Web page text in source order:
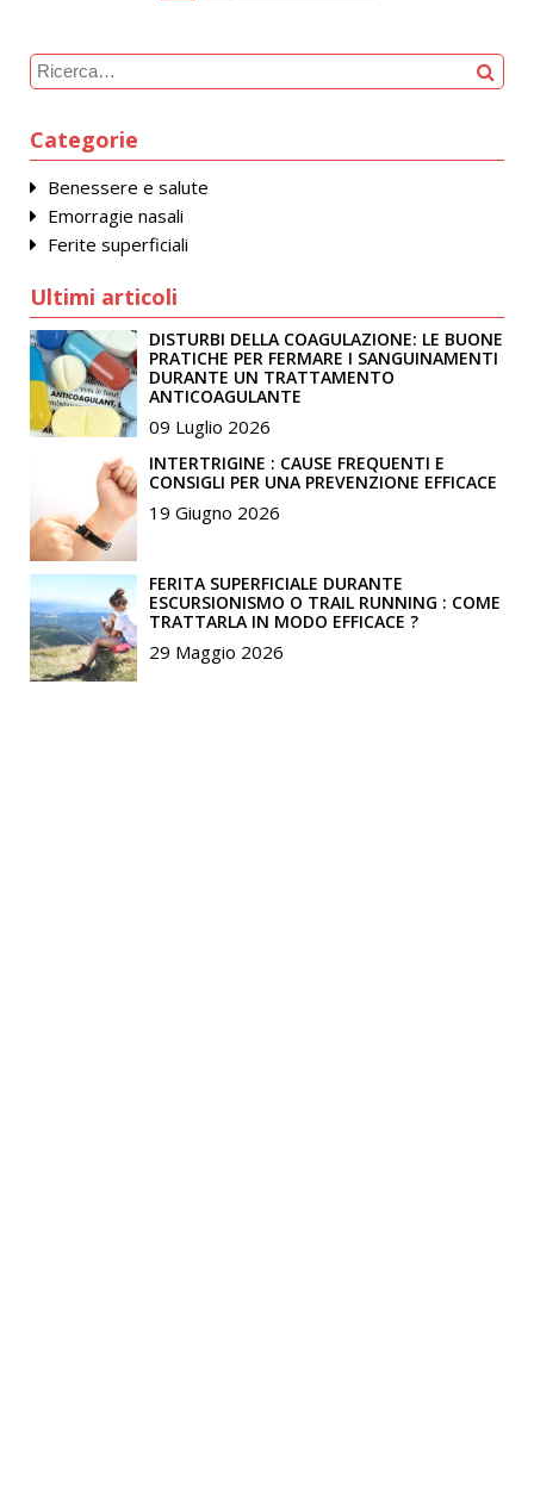
Categorie
Benessere e salute
Emorragie nasali
Ferite superficiali
Ultimi articoli
DISTURBI DELLA COAGULAZIONE: LE BUONE
PRATICHE PER FERMARE I SANGUINAMENTI
DURANTE UN TRATTAMENTO
ANTICOAGULANTE
09 Luglio 2026
INTERTRIGINE : CAUSE FREQUENTI E
CONSIGLI PER UNA PREVENZIONE EFFICACE
19 Giugno 2026
FERITA SUPERFICIALE DURANTE
ESCURSIONISMO O TRAIL RUNNING : COME
TRATTARLA IN MODO EFFICACE ?
29 Maggio 2026